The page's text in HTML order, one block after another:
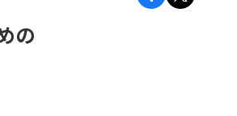
の